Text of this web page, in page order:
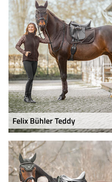
Felix Bühler Teddy